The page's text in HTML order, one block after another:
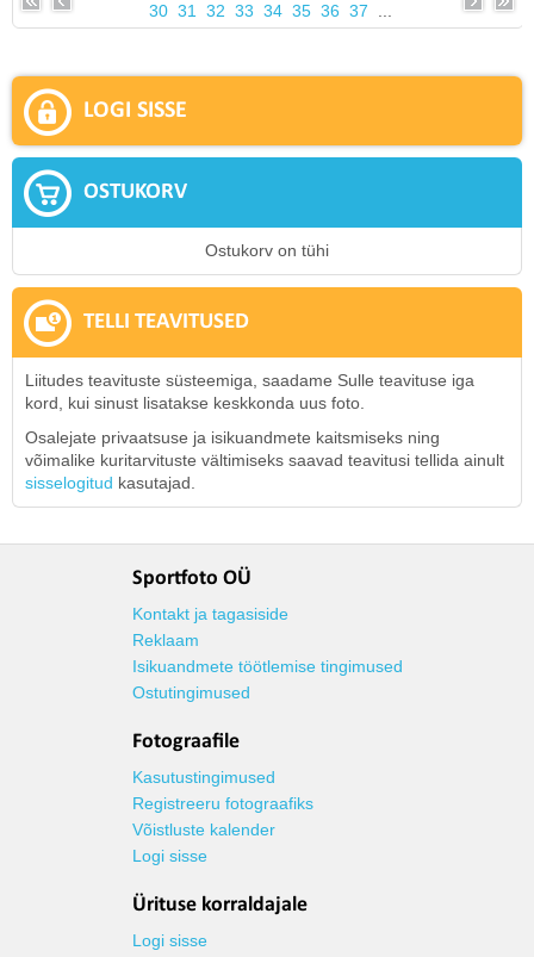
30 31 32 33 34 35 36 37
LOGI SISSE
OSTUKORV
Ostukorv on tühi
TELLI TEAVITUSED
Liitudes teavituste süsteemiga, saadame Sulle teavituse iga
kord, kui sinust lisatakse keskkonda uus foto.
Osalejate privaatsuse ja isikuandmete kaitsmiseks ning
võimalike kuritarvituste vältimiseks saavad teavitusi tellida ainult
sisselogitud kasutajad.
Sportfoto OÜ
Kontakt ja tagasiside
Reklaam
Isikuandmete töötlemise tingimused
Ostutingimused
Fotograafile
Kasutustingimused
Registreeru fotograafiks
Võistluste kalender
Logi sisse
Ürituse korraldajale
Logi sisse